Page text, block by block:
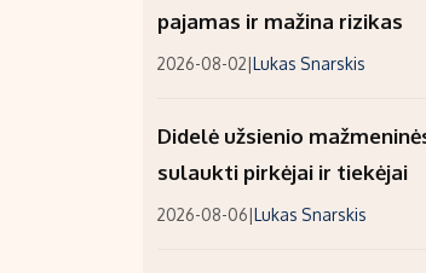
pajamas ir mažina rizikas
2026-08-02|Lukas Snarskis
Didelė užsienio
sulaukti pirkėjai ir tiekėjai
2026-08-06|Lukas Snarskis